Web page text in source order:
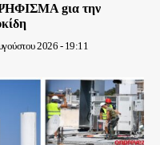
gια την
2026 - 19:11